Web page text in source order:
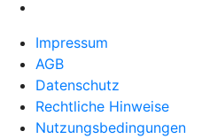
Impressum
AGB
Datenschutz
Rechtliche Hinweise
Nutzungsbedingungen